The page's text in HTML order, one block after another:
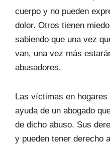
cuerpo y no pueden
dolor. Otros tienen
sabiendo que una vez
van, una vez más
abusadores.
Las víctimas en
ayuda de un abogado
de dicho abuso. Sus
y pueden tener derecho